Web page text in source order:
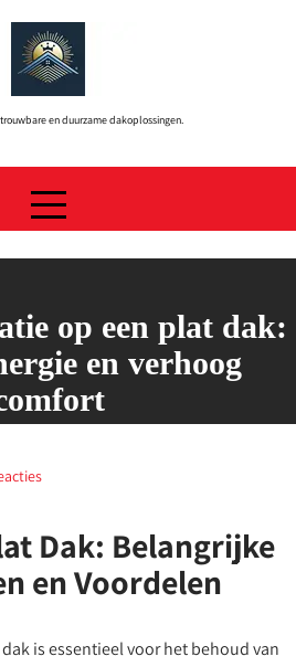
en duurzame dakoplossingen.
op een plat dak:
en verhoog
Dak: Belangrijke
en Voordelen
is essentieel voor het behoud van